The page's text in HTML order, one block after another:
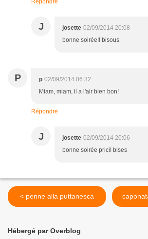
Répondre
J josette 02/09/2014 20:08
bonne soirée!! bisous
P p 02/09/2014 06:32
Miam, miam, il a l'air bien bon!
Répondre
J josette 02/09/2014 20:06
bonne soirée prici! bises
< penne alla puttanesca
Hébergé par Overblog